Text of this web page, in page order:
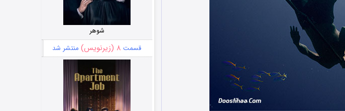
شوهر
قسمت ۸ (زیرنویس) منتشر شد